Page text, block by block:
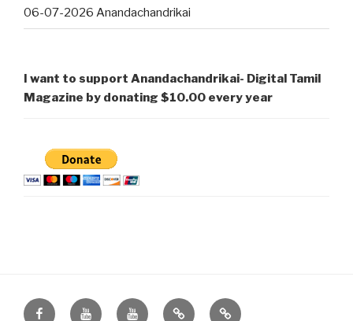
06-07-2026 Anandachandrikai
I want to support Anandachandrikai- Digital Tamil
Magazine by donating $10.00 every year
FacebookAnandachandrikai-
Anandachandrikai
Online Quizlet